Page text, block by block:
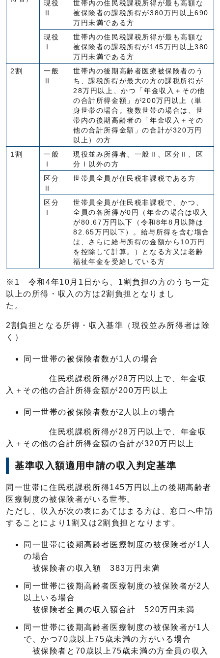
現役
世帯内の住民税課税所得が最も高額な
被保険者の課税所得が380万円以上690
万円未満である方
現役
世帯内の住民税課税所得が最も高額な
被保険者の課税所得が145万円以上380
万円未満である方
2割
一般
世帯内の後期高齢者医療被保険者のう
ち、課税所得が最大の方の課税所得が
28万円以上、かつ「年金収入＋その他
の合計所得金額」が200万円以上（単
身世帯の場合。複数世帯の場合は、世
帯内の後期高齢者の「年金収入＋その
他の合計所得金額」の合計が320万円
以上）の方
1割
一般
現役並み所得者、一般Ⅱ、区分Ⅱ、区
分Ⅰ以外の方
区分
世帯員全員が住民税非課税である方
区分
世帯員全員が住民税非課税で、かつ、
全員の各所得が0円（年金の場合は収入
が80.67万円以下（令和8年8月以降は
82.65万円以下）。給与所得を含む場合
は、さらに給与所得の金額から10万円
を控除して計算。）となる方又は老齢
福祉年金を受給している方
※1 令和4年10月1日から、1割負担の方のうち一定
以上の所得・収入の方は2割負担となりまし
た。
2割負担となる所得・収入基準（現役並み所得者は除
く）
同一世帯の被保険者数が1人の場合
住民税課税所得が28万円以上で、年金収
入＋その他の合計所得金額が200万円以上
同一世帯の被保険者数が2人以上の場合
住民税課税所得が28万円以上で、年金収
入＋その他の合計所得金額の合計が320万円以上
基準収入額適用申請の収入判定基準
同一世帯に住民税課税所得145万円以上の後期高齢者
医療制度の被保険者がいる世帯。
ただし、収入が次の表にあてはまる方は、窓口へ申請
することにより1割又は2割負担となります。
同一世帯に後期高齢者医療制度の被保険者が1人
の場合
被保険者の収入額 383万円未満
同一世帯に後期高齢者医療制度の被保険者が2人
以上いる場合
被保険者全員の収入額合計 520万円未満
同一世帯に後期高齢者医療制度の被保険者が1人
で、かつ70歳以上75歳未満の方がいる場合
被保険者と70歳以上75歳未満の方全員の収入